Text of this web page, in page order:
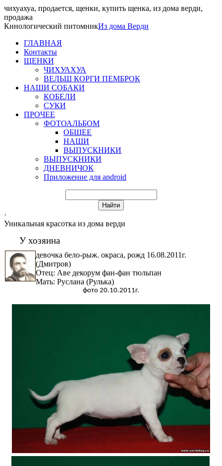
чихуахуа, продается, щенки, купить щенка, из дома верди,
продажа
Кинологический питомникИз дома Верди
ГЛАВНАЯ
Контакты
ЩЕНКИ
ЧИХУАХУА
ВЕЛЬШ КОРГИ ПЕМБРОК
НАШИ СОБАКИ
КОБЕЛИ
СУКИ
ПРОЧЕЕ
ФОТОАЛЬБОМ
ОБЩЕЕ
НАШИ
ВЫПУСКНИКИ
ВЫПУСКНИКИ
ДНЕВНИЧОК
Приложение для android
·
Уникальная красотка из дома верди
У хозяина
девочка бело-рыж. окраса, рожд 16.08.2011г.
(Дмитров)
Отец: Аве декорум фан-фан тюльпан
Мать: Руслана (Рулька)
фото 20.10.2011г.